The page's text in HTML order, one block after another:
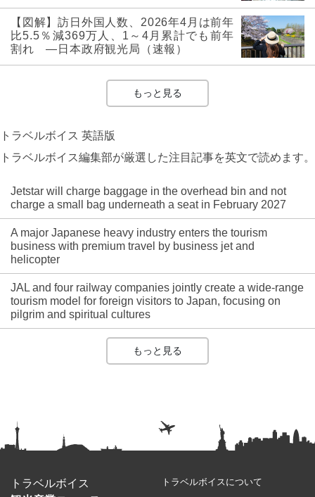
【図解】訪日外国人数、2026年4月は前年
比5.5％減369万人、1～4月累計でも前年
割れ ―日本政府観光局（速報）
もっと見る
トラベルボイス 英語版
トラベルボイス編集部が厳選した注目記事を英文で読めます。
Jetstar will charge baggage in the overhead bin and not
charge a small bag underneath a seat in February 2027
A major Japanese heavy industry enters the tourism
business with premium travel by business jet and
helicopter
JAL and four railway companies jointly create a wide-range
tourism model for foreign visitors to Japan, focusing on
pilgrim and spiritual cultures
もっと見る
トラベルボイス
トラベルボイスについて